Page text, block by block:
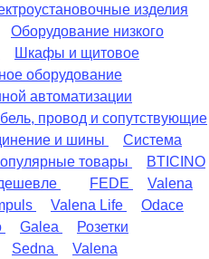
изделия
Оборудование низкого
Шкафы и щитовое
оборудование
автоматизации
провод и сопутствующие
и шины
Система
товары
BTICINO
FEDE
Valena
Valena Life
Odace
Galea
Розетки
Sedna Valena